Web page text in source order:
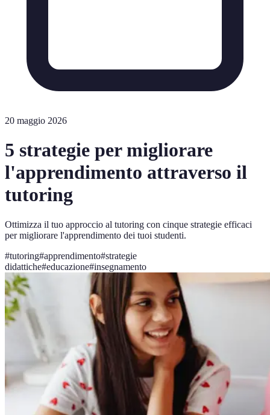
20 maggio 2026
5 strategie per migliorare
l'apprendimento attraverso il
tutoring
Ottimizza il tuo approccio al tutoring con cinque strategie efficaci
per migliorare l'apprendimento dei tuoi studenti.
#tutoring#apprendimento#strategie
didattiche#educazione#insegnamento